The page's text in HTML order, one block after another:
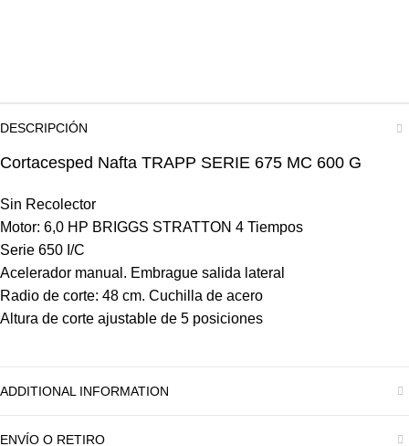
DESCRIPCIÓN
Cortacesped Nafta TRAPP SERIE 675 MC 600 G
Sin Recolector
Motor: 6,0 HP BRIGGS STRATTON 4 Tiempos
Serie 650 I/C
Acelerador manual. Embrague salida lateral
Radio de corte: 48 cm. Cuchilla de acero
Altura de corte ajustable de 5 posiciones
ADDITIONAL INFORMATION
ENVÍO O RETIRO